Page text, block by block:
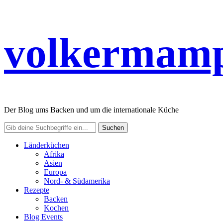
Der Blog ums Backen und um die internationale Küche
Länderküchen
Afrika
Asien
Europa
Nord- & Südamerika
Rezepte
Backen
Kochen
Blog Events